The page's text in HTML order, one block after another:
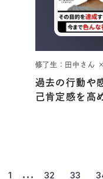
修了生：田中さん
過去の行動や
己肯定感を高
1 32 33